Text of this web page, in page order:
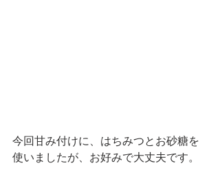
今回甘み付けに、はちみつとお砂糖を
使いましたが、お好みで大丈夫です。